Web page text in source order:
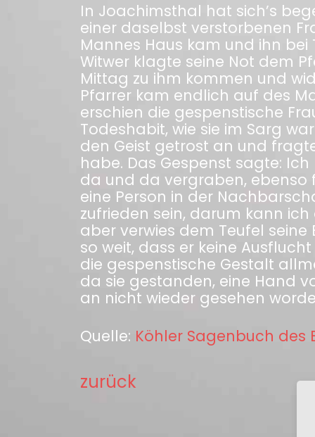
In Joachimsthal hat sich’s
einer daselbst verstorbenen
Mannes Haus kam und ihn
Witwer klagte seine Not dem
Mittag zu ihm kommen und
Pfarrer kam endlich auf des
erschien die gespenstische
Todeshabit, wie sie im Sarg
den Geist getrost an und
habe. Das Gespenst sagte:
da und da vergraben,
eine Person in der
zufrieden sein, darum kann
aber verwies dem Teufel
so weit, dass er keine
die gespenstische Gestalt
da sie gestanden, eine Hand
an nicht wieder gesehen
Quelle: Köhler Sagenbuch des
zurück